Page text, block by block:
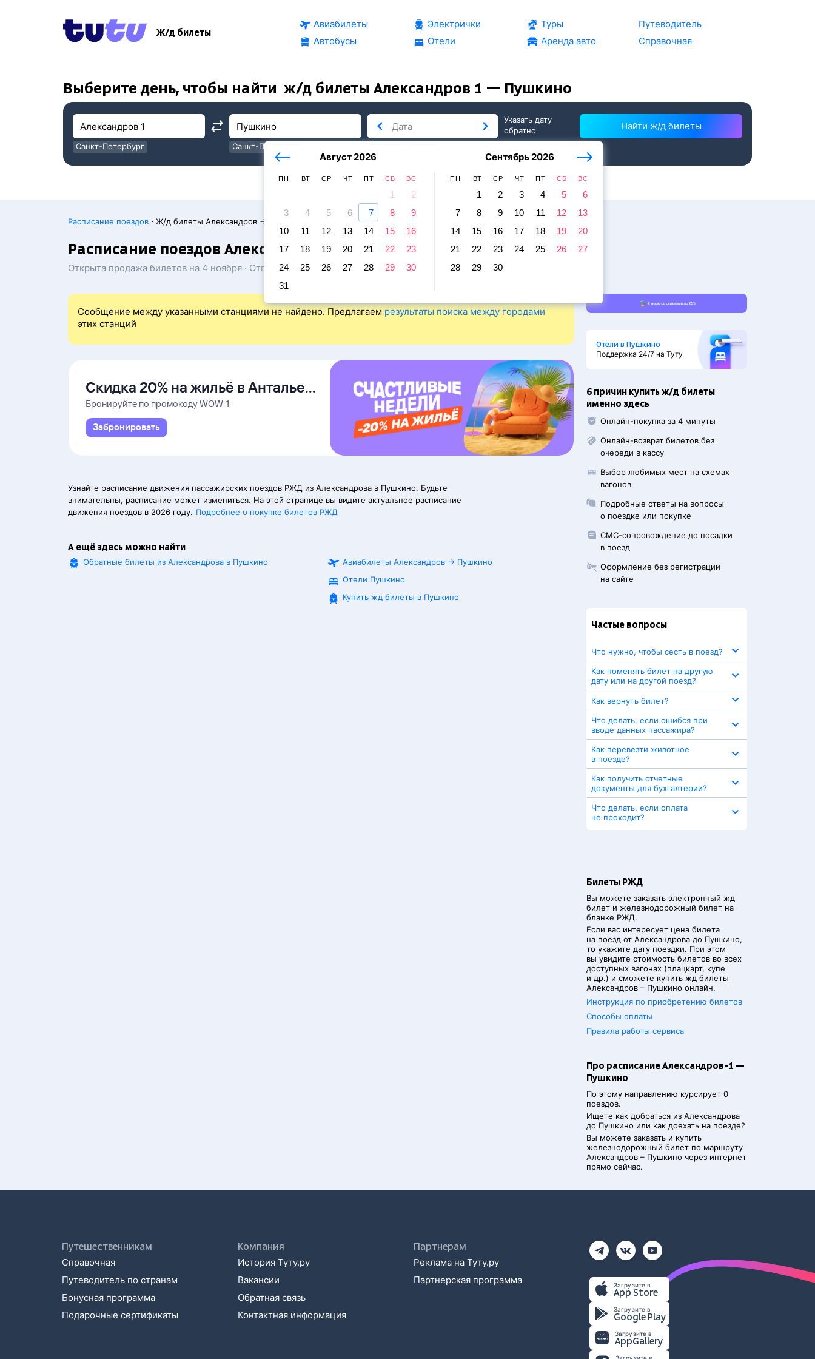
Ж/д билеты
Авиабилеты
Автобусы
Электрички
Отели
Туры
Аренда авто
Путеводитель
Справочная
Выберите день, чтобы найти ж/д билеты Александров 1 — Пушкино
Санкт-Петербург
Санкт-Петербург
Август 2026
ПН ВТ СР ЧТ ПТ СБ ВС
1
2
3
4 5 6 7 8
9
10
11 12 13 14 15
16
17
18 19 20 21 22
23
24
25 26 27 28 29
30
31
Сентябрь 2026
ПН ВТ СР ЧТ ПТ СБ ВС
1 2 3 4 5
6
7
8 9 10 11 12
13
14
15 16 17 18 19
20
21
22 23 24 25 26
27
28
29 30
послезавтра
Указать дату
обратно
Найти ж/д билеты
Расписание поездов · Ж/д билеты Александров → Пушкино
Расписание поездов Александров 1 — Пушкино
Открыта продажа билетов на 4 ноября · Отправление и прибытие по местному времени. Цены за 1 пассажира
Сообщение между указанными станциями не найдено. Предлагаем результаты поиска между городами
этих станций
Скидка 20% на жильё в Анталье
и Даламане
Бронируйте по промокоду WOW-1
Забронировать
Узнайте расписание движения пассажирских поездов РЖД из Александрова в Пушкино. Будьте
внимательны, расписание может измениться. На этой странице вы видите актуальное расписание
движения поездов в 2026 году. Подробнее о покупке билетов РЖД
А ещё здесь можно найти
Обратные билеты из Александрова в Пушкино Авиабилеты Александров→ Пушкино
Отели Пушкино
Купить жд билеты в Пушкино
Отели в Пушкино
Поддержка 24/7 на Туту
6 причин купить ж/д билеты
именно здесь
Онлайн-покупка за 4 минуты
Онлайн-возврат билетов без
очереди в кассу
Выбор любимых мест на схемах
вагонов
Подробные ответы на вопросы
о поездке или покупке
СМС-сопровождение до посадки
в поезд
Оформление без регистрации
на сайте
Частые вопросы
Что нужно, чтобы сесть в поезд?
Как поменять билет на другую
дату или на другой поезд?
Как вернуть билет?
Что делать, если ошибся при
вводе данных пассажира?
Как перевезти животное
в поезде?
Как получить отчетные
документы для бухгалтерии?
Что делать, если оплата
не проходит?
Билеты РЖД
Вы можете заказать электронный жд
билет и железнодорожный билет на
бланке РЖД.
Если вас интересует цена билета
на поезд от Александрова до Пушкино,
то укажите дату поездки. При этом
вы увидите стоимость билетов во всех
доступных вагонах (плацкарт, купе
и др.) и сможете купить жд билеты
Александров – Пушкино онлайн.
Инструкция по приобретению билетов
Способы оплаты
Правила работы сервиса
Про расписание Александров-1 —
Пушкино
По этому направлению курсирует 0
поездов.
Ищете как добраться из Александрова
до Пушкино или как доехать на поезде?
Вы можете заказать и купить
железнодорожный билет по маршруту
Александров – Пушкино через интернет
прямо сейчас.
Путешественникам
Справочная
Путеводитель по странам
Бонусная программа
Подарочные сертификаты
Компания
История Туту.ру
Вакансии
Обратная связь
Контактная информация
Партнерам
Реклама на Туту.ру
Партнерская программа
Загрузите в
App Store
Загрузите в
Google Play
Загрузите в
AppGallery